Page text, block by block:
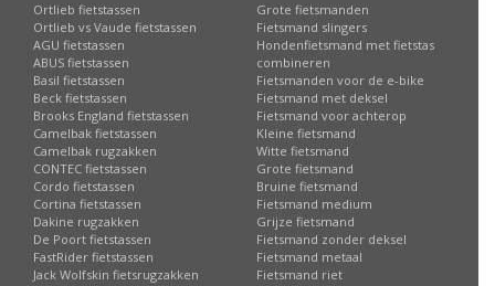
Ortlieb fietstassen
Ortlieb vs Vaude fietstassen
AGU fietstassen
ABUS fietstassen
Basil fietstassen
Beck fietstassen
Brooks England fietstassen
Camelbak fietstassen
Camelbak rugzakken
CONTEC fietstassen
Cordo fietstassen
Cortina fietstassen
Dakine rugzakken
De Poort fietstassen
FastRider fietstassen
Jack Wolfskin fietsrugzakken
Grote fietsmanden
Fietsmand slingers
Hondenfietsmand met fietstas
combineren
Fietsmanden voor de e-bike
Fietsmand met deksel
Fietsmand voor achterop
Kleine fietsmand
Witte fietsmand
Grote fietsmand
Bruine fietsmand
Fietsmand medium
Grijze fietsmand
Fietsmand zonder deksel
Fietsmand metaal
Fietsmand riet